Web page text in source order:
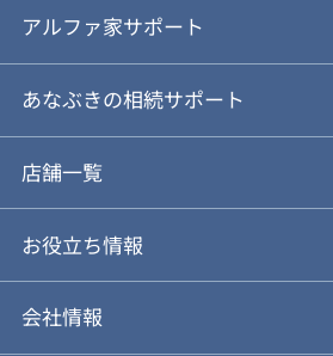
ご売却の流れ
あなぶきの仲介
あなぶきの買取
仲介と買取のメリット・デメリット
動画やパンフレットで見る
ご購入ガイド
物件を探す
購入の流れ
購入前も後も安心サポート
お気に入り
アルファ家サポート
あなぶきの相続サポート
店舗一覧
お役立ち情報
不動産Q&A
会社情報